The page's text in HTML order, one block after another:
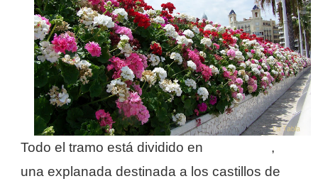
Todo el tramo está dividido en
,
una explanada destinada a los castillos de